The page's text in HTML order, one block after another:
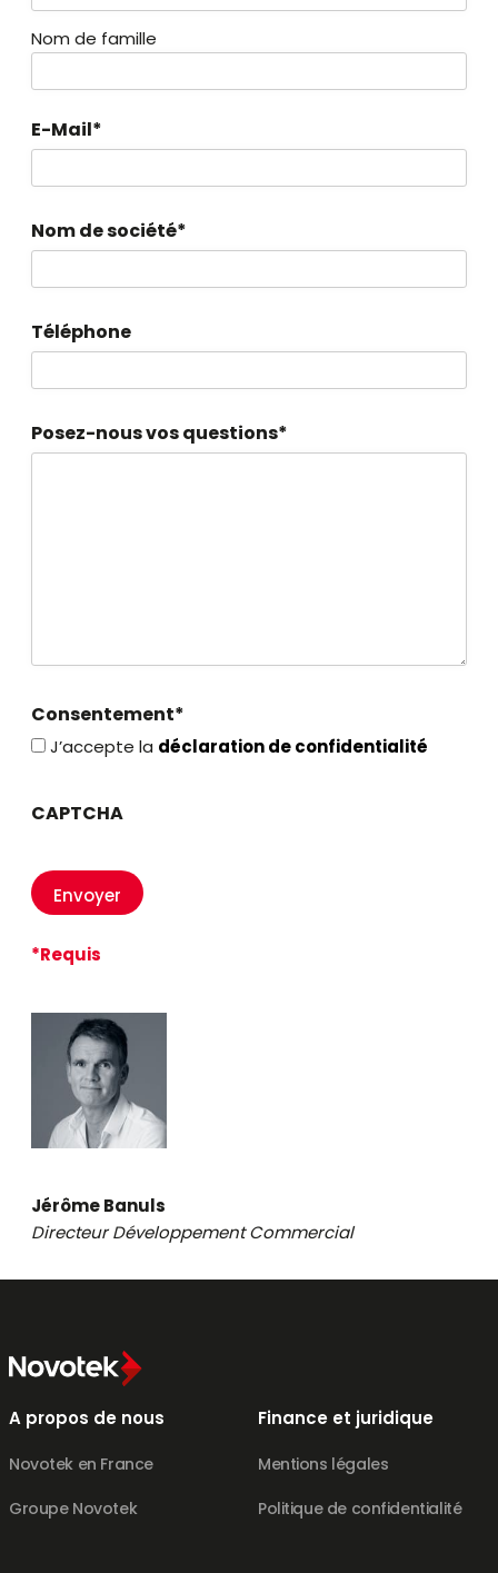
Nom de famille
E-Mail*
Nom de société*
Téléphone
Posez-nous vos questions*
Consentement*
J’accepte la déclaration de confidentialité
CAPTCHA
*Requis
Jérôme Banuls
Directeur Développement Commercial
A propos de nous
Novotek en France
Groupe Novotek
Finance et juridique
Mentions légales
Politique de confidentialité